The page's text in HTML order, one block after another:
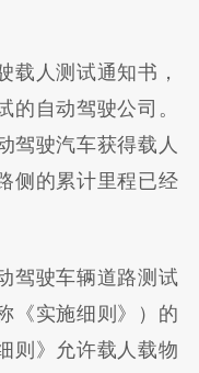
载人测试通知书，
的自动驾驶公司。
驾驶汽车获得载人
侧的累计里程已经
驾驶车辆道路测试
《实施细则》）的
则》允许载人载物